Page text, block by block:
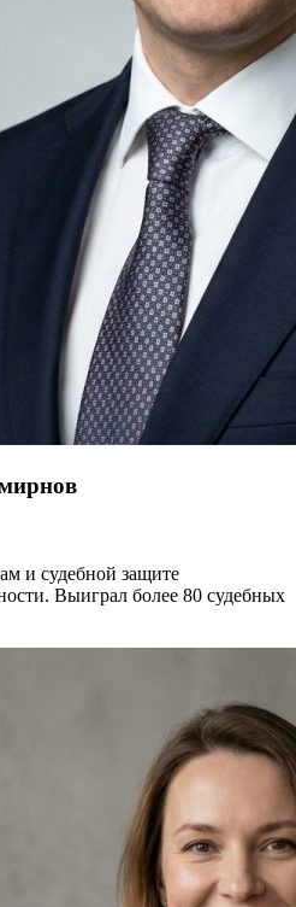
и судебной защите
Выиграл более 80 судебных